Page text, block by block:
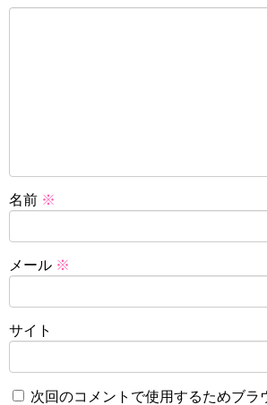
名前 ※
メール ※
サイト
次回のコメントで使用するためブラ